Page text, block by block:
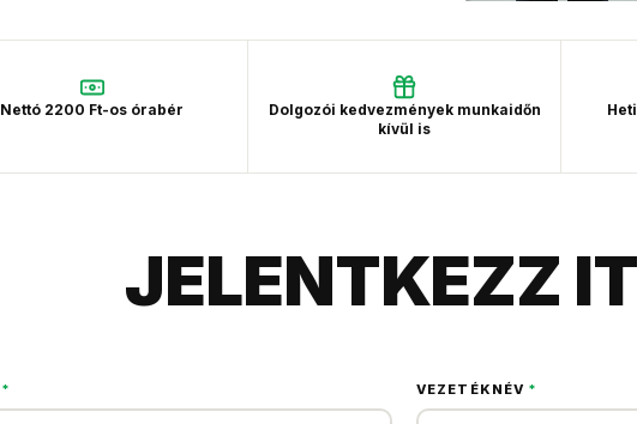
Nettó 2200 Ft-os órabér
Dolgozói kedvezmények munkaidőn
kívül is
JELENTKEZZ
* VEZETÉKNÉV *